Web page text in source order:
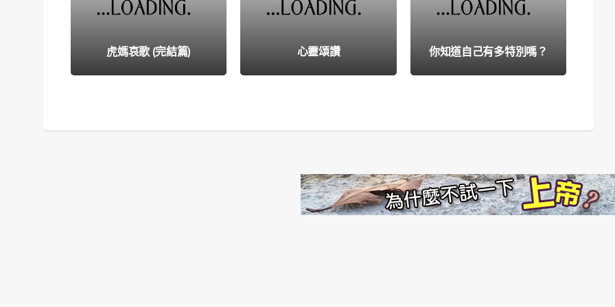
虎媽哀歌 (完結篇) 心靈頌讚 你知道自己有多特別嗎？